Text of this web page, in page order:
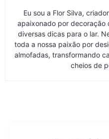
Eu sou a Flor Silva,
apaixonado por decoração
diversas dicas para o lar.
toda a nossa paixão por
almofadas, transformando
cheios de